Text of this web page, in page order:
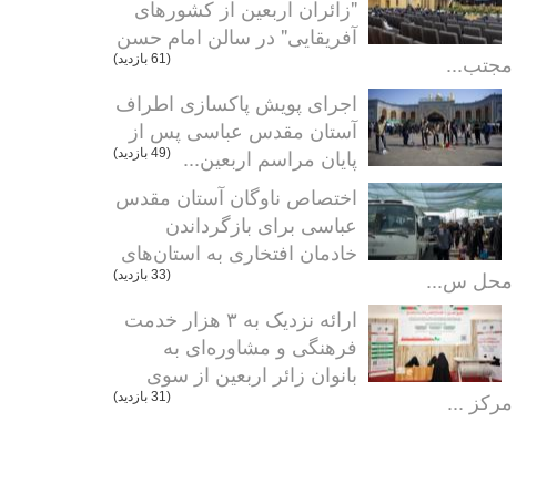
"زائران اربعین از کشورهای
آفریقایی" در سالن امام حسن
مجتب...
(61 بازدید)
اجرای پویش پاکسازی اطراف
آستان مقدس عباسی پس از
پایان مراسم اربعین...
(49 بازدید)
اختصاص ناوگان آستان مقدس
عباسی برای بازگرداندن
خادمان افتخاری به استان‌های
محل س...
(33 بازدید)
ارائه نزدیک به ۳ هزار خدمت
فرهنگی و مشاوره‌ای به
بانوان زائر اربعین از سوی
مرکز ...
(31 بازدید)